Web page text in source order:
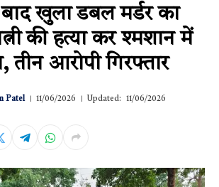
खुला डबल मर्डर का
की हत्या कर श्मशान में
आरोपी गिरफ्तार
Patel 11/06/2026 Updated: 11/06/2026